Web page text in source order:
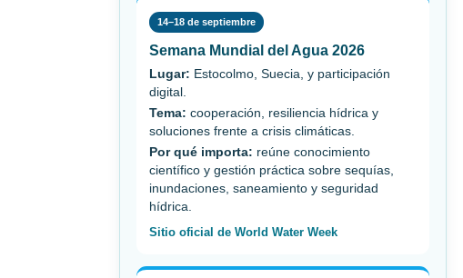
14–18 de septiembre
Semana Mundial del Agua 2026
Lugar: Estocolmo, Suecia, y participación
digital.
Tema: cooperación, resiliencia hídrica y
soluciones frente a crisis climáticas.
Por qué importa: reúne conocimiento
científico y gestión práctica sobre sequías,
inundaciones, saneamiento y seguridad
hídrica.
Sitio oficial de World Water Week